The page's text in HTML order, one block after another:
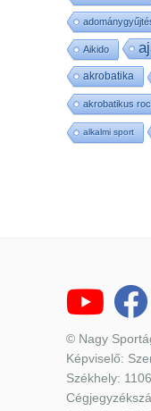
Aikido
akrobatika
akrobatikus
alkalmi sport
© Nagy
Képviselő:
Székhely: